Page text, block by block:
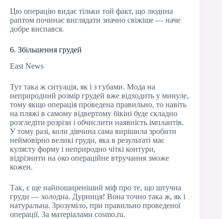
Цю операцію видає тільки той факт, що людина
раптом починає виглядати значно свіжіше — наче
добре виспався.
6. Збільшення грудей
East News
Тут така ж ситуація, як і з губами. Мода на
неприродний розмір грудей вже відходить у минуле,
тому якщо операція проведена правильно, то навіть
на пляжі в самому відвертому бікіні буде складно
розгледіти розрізи і обчислити наявність імплантів.
У тому разі, коли дівчина сама вирішила зробити
неймовірно великі груди, яка в результаті має
кулясту форму і неприродно чіткі контури,
відрізнити на око операційне втручання зможе
кожен.
Так, є ще найпоширеніший міф про те, що штучна
груди — холодна. Дурниця! Вона точно така ж, як і
натуральна. Зрозуміло, при правильно проведеної
операції. За матеріалами cosmo.ru.